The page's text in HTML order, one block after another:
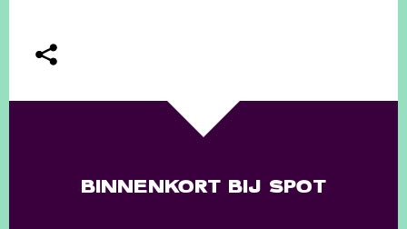
BINNENKORT BIJ SPOT